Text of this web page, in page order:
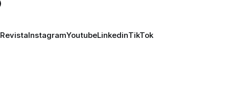
RevistaInstagramYoutubeLinkedinTikTok